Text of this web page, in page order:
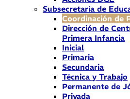
Subsecretaría de
Coordinación de
Dirección de
Primera Infancia
Inicial
Primaria
Secundaria
Técnica y Trabajo
Permanente de
Privada